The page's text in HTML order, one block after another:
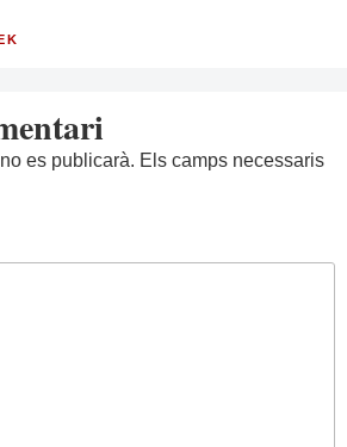
es publicarà. Els camps necessaris